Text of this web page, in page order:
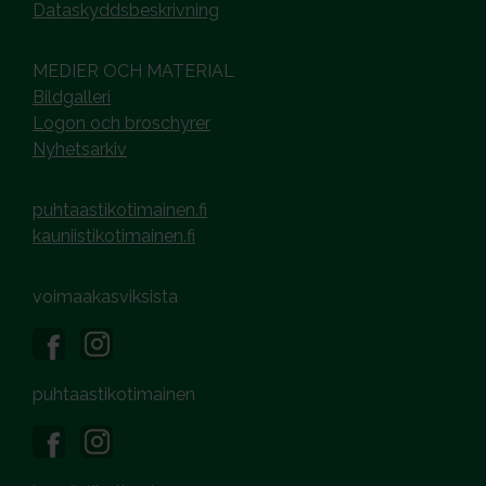
Dataskyddsbeskrivning
MEDIER OCH MATERIAL
Bildgalleri
Logon och broschyrer
Nyhetsarkiv
puhtaastikotimainen.fi
kauniistikotimainen.fi
voimaakasviksista
puhtaastikotimainen